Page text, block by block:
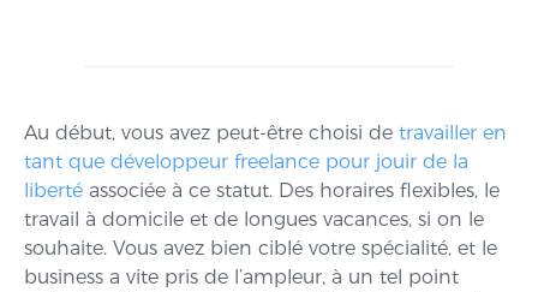
Au début, vous avez peut-être choisi de travailler en
tant que développeur freelance pour jouir de la
liberté associée à ce statut. Des horaires flexibles, le
travail à domicile et de longues vacances, si on le
souhaite. Vous avez bien ciblé votre spécialité, et le
business a vite pris de l’ampleur, à un tel point